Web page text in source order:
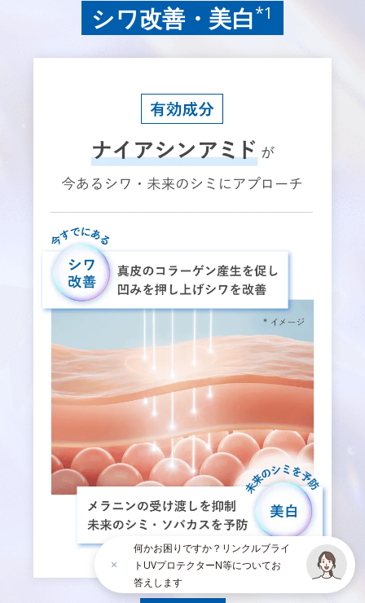
シワ改善・美白*1
何かお困りですか？リンクルブライ
トUVプロテクターN等についてお
答えします